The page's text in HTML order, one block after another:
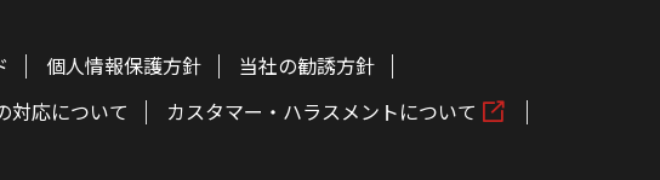
個人情報保護方針
当社の勧誘方針
対応について
カスタマー・ハラスメントについて